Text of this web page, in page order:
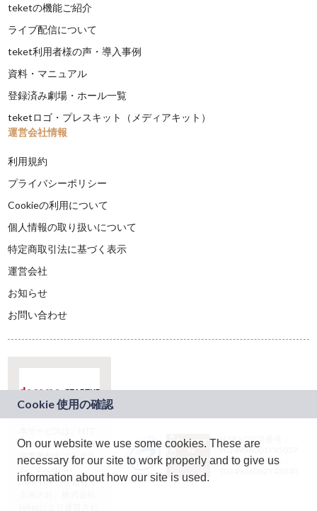
teketの機能ご紹介
ライブ配信について
teket利用者様の声・導入事例
資料・マニュアル
登録済み劇場・ホール一覧
teketロゴ・プレスキット（メディアキット）
運営会社情報
利用規約
プライバシーポリシー
Cookieの利用について
個人情報の取り扱いについて
特定商取引法に基づく表示
運営会社
お知らせ
お問い合わせ
ドコモグループの新
規事業創出プログラ
ム「docomo
STARTUP」を通じて
JASRAC許諾番号：
9024936001Y45037
JASRAC許諾番号：
On our website we use some cookies. These are
necessary for our site to work properly and to give us
information about how our site is used.